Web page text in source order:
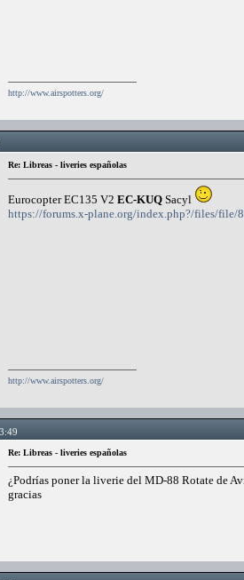
http://www.airspotters.org/
Re: Libreas - liveries españolas
Eurocopter EC135 V2 EC-KUQ Sacyl
https://forums.x-plane.org/index.php?/files/file/
http://www.airspotters.org/
Re: Libreas - liveries españolas
¿Podrías poner la liverie del MD-88 Rotate de
gracias